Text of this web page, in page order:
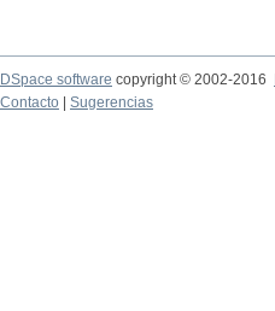
DSpace software copyright © 2002-2016
Contacto
Sugerencias